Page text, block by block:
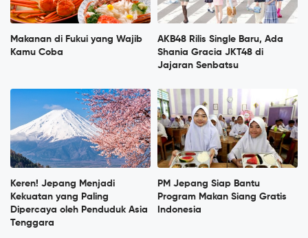
Makanan di Fukui yang Wajib
Kamu Coba
AKB48 Rilis Single Baru, Ada
Shania Gracia JKT48 di
Jajaran Senbatsu
Keren! Jepang Menjadi
Kekuatan yang Paling
Dipercaya oleh Penduduk Asia
Tenggara
PM Jepang Siap Bantu
Program Makan Siang Gratis
Indonesia